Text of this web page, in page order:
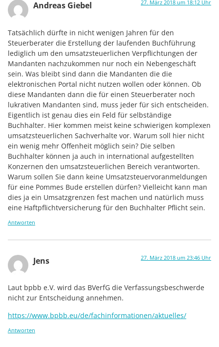
Andreas Giebel 27. März 2018 um 18:12 Uhr
Tatsächlich dürfte in nicht wenigen Jahren für den
Steuerberater die Erstellung der laufenden Buchführung
lediglich um den umsatzsteuerlichen Verpflichtungen der
Mandanten nachzukommen nur noch ein Nebengeschäft
sein. Was bleibt sind dann die Mandanten die die
elektronischen Portal nicht nutzen wollen oder können. Ob
diese Mandanten dann die für einen Steuerberater noch
lukrativen Mandanten sind, muss jeder für sich entscheiden.
Eigentlich ist genau dies ein Feld für selbständige
Buchhalter. Hier kommen meist keine schwierigen komplexen
umsatzsteuerlichen Sachverhalte vor. Warum soll hier nicht
ein wenig mehr Offenheit möglich sein? Die selben
Buchhalter können ja auch in international aufgestellten
Konzernen den umsatzsteuerlichen Bereich verantworten.
Warum sollen Sie dann keine Umsatzsteuervoranmeldungen
für eine Pommes Bude erstellen dürfen? Vielleicht kann man
dies ja ein Umsatzgrenzen fest machen und natürlich muss
eine Haftpflichtversicherung für den Buchhalter Pflicht sein.
Antworten
Jens 27. März 2018 um 23:46 Uhr
Laut bpbb e.V. wird das BVerfG die Verfassungsbeschwerde
nicht zur Entscheidung annehmen.
https://www.bpbb.eu/de/fachinformationen/aktuelles/
Antworten